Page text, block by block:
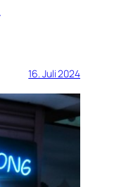
16. Juli 2024